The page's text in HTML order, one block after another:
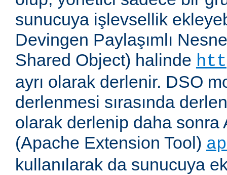
sunucuya işlevsellik
Devingen Paylaşımlı
Shared Object) halinde
ayrı olarak derlenir. DSO
derlenmesi sırasında
olarak derlenip daha sonra
(Apache Extension Tool)
kullanılarak da sunucuya